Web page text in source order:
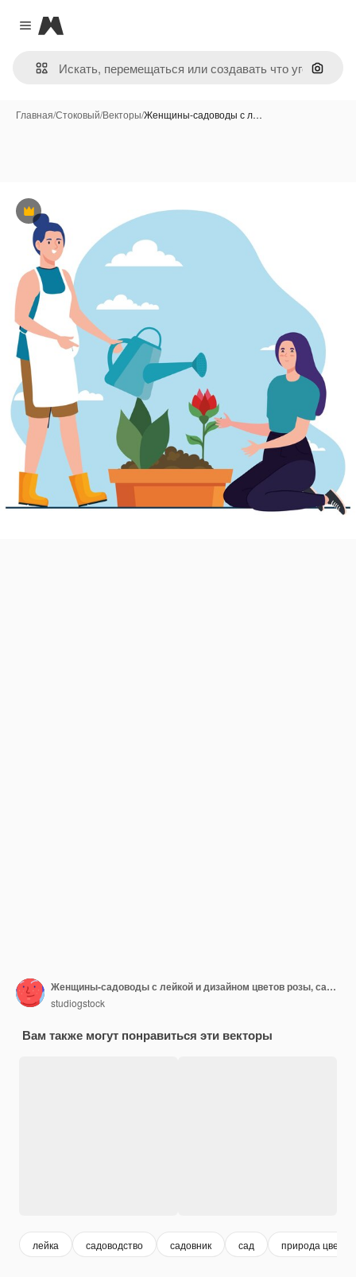
Close menu
Magnific
Поиск
Главная/Стоковый/Векторы/Женщины-садоводы с л…
Премиум
Женщины-садоводы с лейкой и дизайном цветов розы, садовыми посадками и природной тематикой
studiogstock
Вам также могут понравиться эти векторы
лейка садоводство садовник сад природа цветы